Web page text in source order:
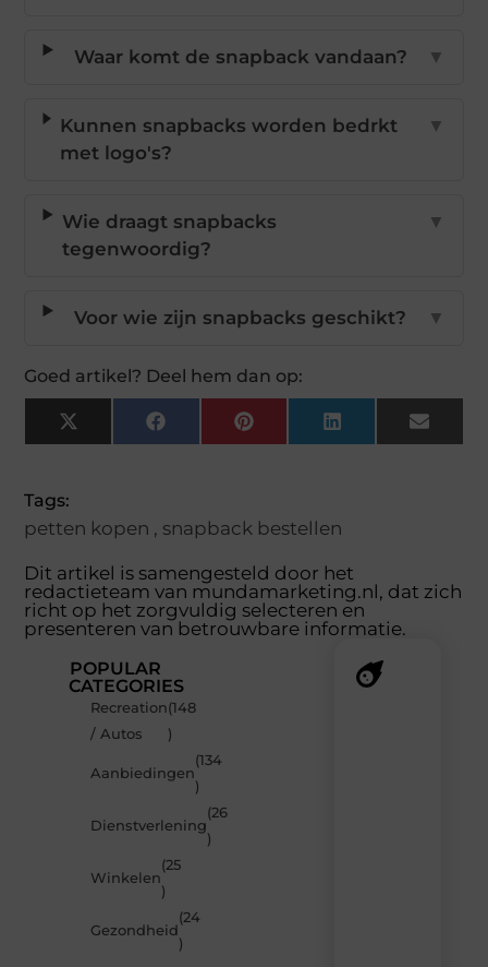
Waar komt de snapback vandaan? ▼
Kunnen snapbacks worden bedrkt
met logo's?
▼
Wie draagt snapbacks
tegenwoordig?
▼
Voor wie zijn snapbacks geschikt? ▼
Goed artikel? Deel hem dan op:
X
(Twitter)
FacebookPinterestLinkedInEmail
Tags:
petten kopen , snapback bestellen
Dit artikel is samengesteld door het
redactieteam van mundamarketing.nl, dat zich
richt op het zorgvuldig selecteren en
presenteren van betrouwbare informatie.
POPULAR
CATEGORIES
Recreation
/ Autos
(148
)
Aanbiedingen
(134
)
Dienstverlening
(26
)
Winkelen
(25
)
Gezondheid
(24
)